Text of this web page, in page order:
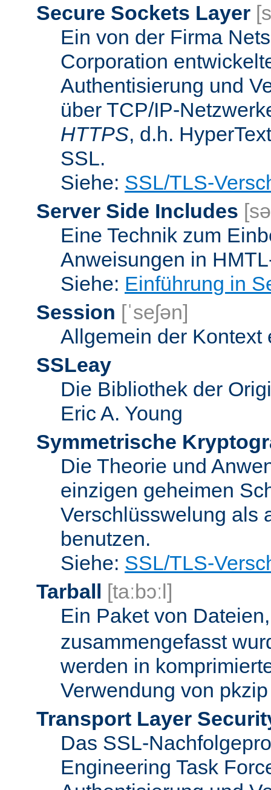
Secure Sockets Layer
Ein von der Firma
Corporation
Authentisierung und
über TCP/IP-
HTTPS, d.h.
SSL.
Siehe: SSL/TLS-
Server Side Includes
Eine Technik zum
Anweisungen in
Siehe: Einführung in
Session [ˈseʃən]
Allgemein der Kontext
SSLeay
Die Bibliothek der
Eric A. Young
Symmetrische
Die Theorie und
einzigen geheimen
Verschlüsswelung als
benutzen.
Siehe: SSL/TLS-
Tarball [taːbɔːl]
Ein Paket von
zusammengefasst
werden in
Verwendung von
Transport Layer
Das SSL-
Engineering Task